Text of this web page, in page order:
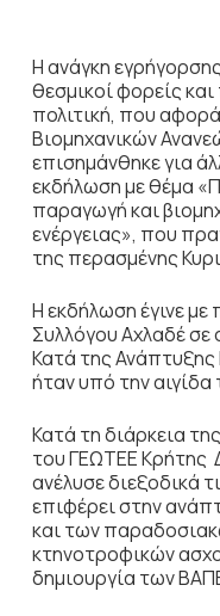
Η ανάγκη
θεσμικοί φορείς
πολιτική, που
Βιομηχανικών
επισημάνθηκε για
εκδήλωση με θέμα
παραγωγή και
ενέργειας», που
της περασμένης
Η εκδήλωση έγινε
Συλλόγου Αχλαδέ σε
Κατά της
ήταν υπό την
Κατά τη διάρκεια
του ΓΕΩΤΕΕ Κρήτης
ανέλυσε διεξοδικά
επιφέρει στην
και των
κτηνοτροφικών
δημιουργία των